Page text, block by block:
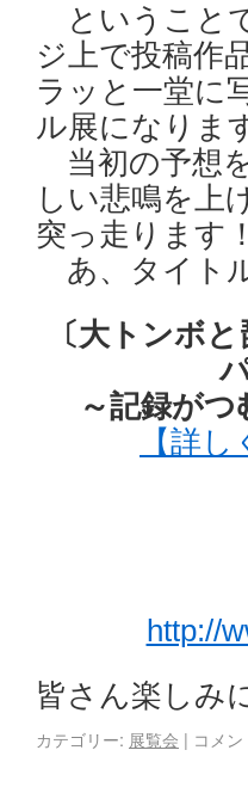
ということ
ジ上で投稿作
ラッと一堂に
ル展になりま
当初の予想
しい悲鳴を上
突っ走ります
あ、タイト
〔大トンボ
～記録が
【詳
http://
皆さん楽しみ
カテゴリー: 展覧会 | コメ